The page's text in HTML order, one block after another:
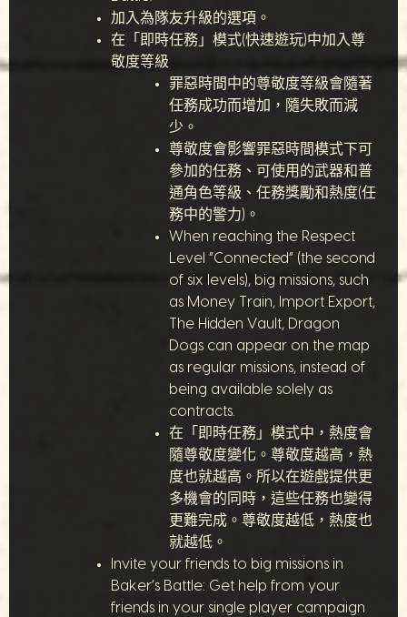
加入為隊友升級的選項。
在「即時任務」模式(快速遊玩)中加入尊
敬度等級
罪惡時間中的尊敬度等級會隨著
任務成功而增加，隨失敗而減
少。
尊敬度會影響罪惡時間模式下可
參加的任務、可使用的武器和普
通角色等級、任務獎勵和熱度(任
務中的警力)。
When reaching the Respect
Level “Connected” (the second
of six levels), big missions, such
as Money Train, Import Export,
The Hidden Vault, Dragon
Dogs can appear on the map
as regular missions, instead of
being available solely as
contracts.
在「即時任務」模式中，熱度會
隨尊敬度變化。尊敬度越高，熱
度也就越高。所以在遊戲提供更
多機會的同時，這些任務也變得
更難完成。尊敬度越低，熱度也
就越低。
Invite your friends to big missions in
Baker’s Battle: Get help from your
friends in your single player campaign